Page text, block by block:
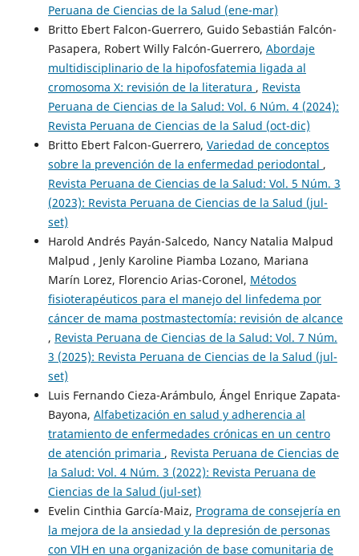
Peruana de Ciencias de la Salud (ene-mar)
Britto Ebert Falcon-Guerrero, Guido Sebastián Falcón-
Pasapera, Robert Willy Falcón-Guerrero, Abordaje
multidisciplinario de la hipofosfatemia ligada al
cromosoma X: revisión de la literatura , Revista
Peruana de Ciencias de la Salud: Vol. 6 Núm. 4 (2024):
Revista Peruana de Ciencias de la Salud (oct-dic)
Britto Ebert Falcon-Guerrero, Variedad de conceptos
sobre la prevención de la enfermedad periodontal ,
Revista Peruana de Ciencias de la Salud: Vol. 5 Núm. 3
(2023): Revista Peruana de Ciencias de la Salud (jul-
set)
Harold Andrés Payán-Salcedo, Nancy Natalia Malpud
Malpud , Jenly Karoline Piamba Lozano, Mariana
Marín Lorez, Florencio Arias-Coronel, Métodos
fisioterapéuticos para el manejo del linfedema por
cáncer de mama postmastectomía: revisión de alcance
, Revista Peruana de Ciencias de la Salud: Vol. 7 Núm.
3 (2025): Revista Peruana de Ciencias de la Salud (jul-
set)
Luis Fernando Cieza-Arámbulo, Ángel Enrique Zapata-
Bayona, Alfabetización en salud y adherencia al
tratamiento de enfermedades crónicas en un centro
de atención primaria , Revista Peruana de Ciencias de
la Salud: Vol. 4 Núm. 3 (2022): Revista Peruana de
Ciencias de la Salud (jul-set)
Evelin Cinthia García-Maiz, Programa de consejería en
la mejora de la ansiedad y la depresión de personas
con VIH en una organización de base comunitaria de